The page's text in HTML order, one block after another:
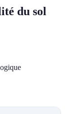
du sol